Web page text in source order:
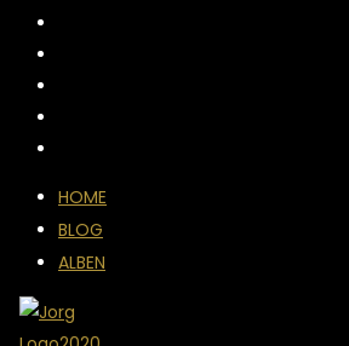
HOME
BLOG
ALBEN